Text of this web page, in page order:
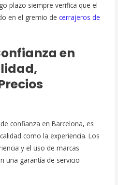
plazo siempre verifica que el
en el gremio decerrajeros de
en
confianza en Barcelona, es
como la experiencia. Los
y el uso de marcas
una garantía de servicio